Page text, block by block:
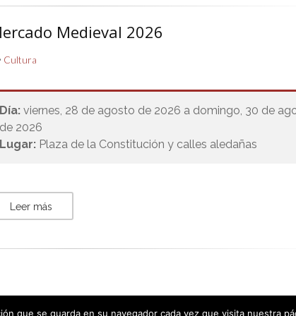
Medieval 2026
Cultura
Día:viernes, 28 de agosto de 2026 a domingo, 30 de
de 2026
Lugar: Plaza de la Constitución y calles aledañas
Leer más
que se guarda en su navegador cada vez que visita nuestra